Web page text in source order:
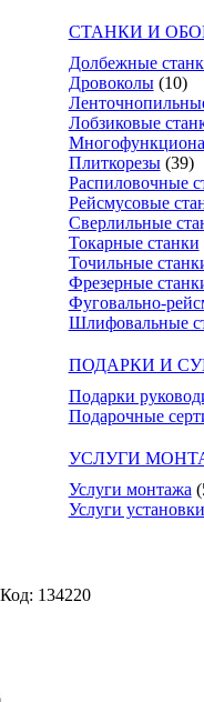
СТАНКИ И
Долбежные
Дровоколы (10)
Лобзиковые
Плиткорезы (39)
Распиловочные
Рейсмусовые
Сверлильные
Токарные станки
Точильные
Фрезерные
Фуговально-
Шлифовальные
ПОДАРКИ И
Подарки
Подарочные
УСЛУГИ
Услуги монтажа
Услуги
Код: 134220